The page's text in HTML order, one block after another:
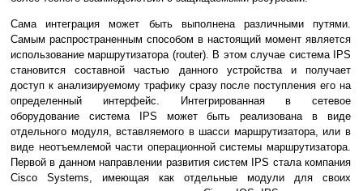
Сама интеграция может быть выполнена различными путями.
Самым распространенным способом в настоящий момент является
использование маршрутизатора (router). В этом случае система IPS
становится составной частью данного устройства и получает
доступ к анализируемому трафику сразу после поступления его на
определенный интерфейс. Интегрированная в сетевое
оборудование система IPS может быть реализована в виде
отдельного модуля, вставляемого в шасси маршрутизатора, или в
виде неотъемлемой части операционной системы маршрутизатора.
Первой в данном направлении развития систем IPS стала компания
Cisco Systems, имеющая как отдельные модули для своих